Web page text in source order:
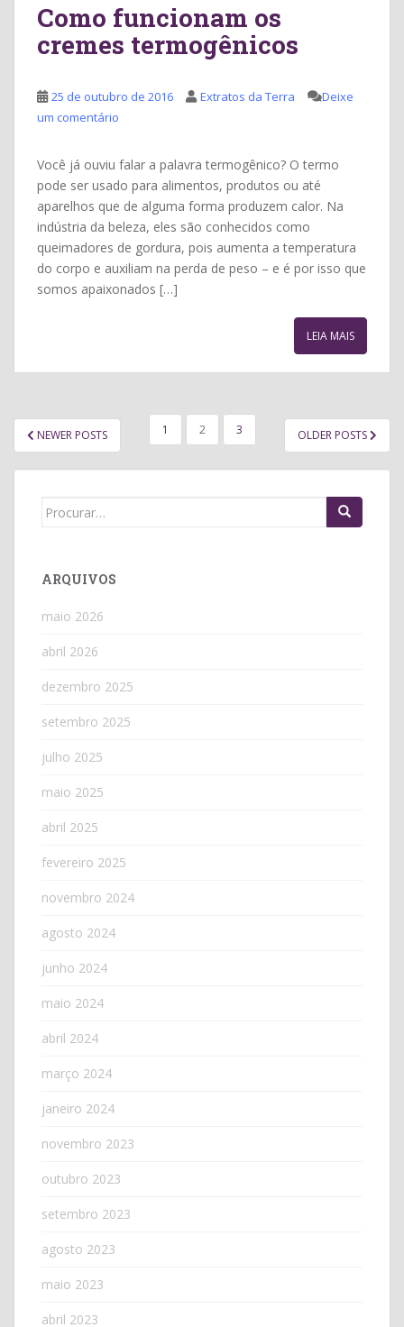
Como funcionam os
cremes termogênicos
25 de outubro de 2016 Extratos da Terra
Deixe
um comentário
Você já ouviu falar a palavra termogênico? O termo
pode ser usado para alimentos, produtos ou até
aparelhos que de alguma forma produzem calor. Na
indústria da beleza, eles são conhecidos como
queimadores de gordura, pois aumenta a temperatura
do corpo e auxiliam na perda de peso – e é por isso que
somos apaixonados […]
LEIA MAIS
PAGINAÇÃO
DE
POSTS
NEWER POSTS 1 2 3 OLDER POSTS
Search
ARQUIVOS
maio 2026
abril 2026
dezembro 2025
setembro 2025
julho 2025
maio 2025
abril 2025
fevereiro 2025
novembro 2024
agosto 2024
junho 2024
maio 2024
abril 2024
março 2024
janeiro 2024
novembro 2023
outubro 2023
setembro 2023
agosto 2023
maio 2023
abril 2023